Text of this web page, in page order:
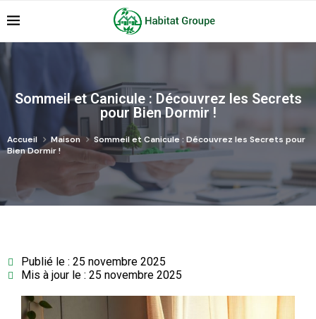
Sommeil et Canicule : Découvrez les Secrets
pour Bien Dormir !
Accueil Maison
Sommeil et Canicule : Découvrez les Secrets pour
Bien Dormir !
Publié le : 25 novembre 2025
Mis à jour le : 25 novembre 2025